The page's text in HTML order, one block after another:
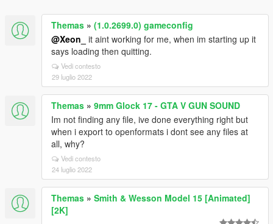
Themas » (1.0.2699.0) gameconfig
@Xeon_
it aint working for me, when im starting up it
says loading then quitting.
Vedi contesto
29 luglio 2022
Themas » 9mm Glock 17 - GTA V GUN SOUND
Im not finding any file, ive done everything right but
when i export to openformats i dont see any files at
all, why?
Vedi contesto
24 luglio 2022
Themas » Smith & Wesson Model 15 [Animated]
[2K]